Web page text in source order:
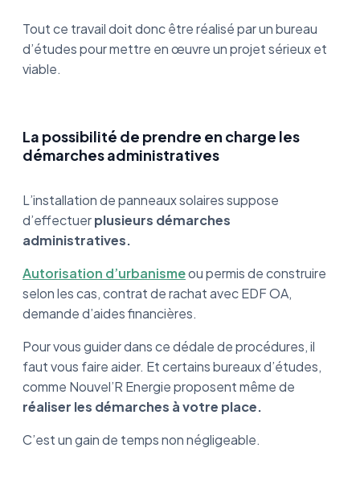
Tout ce travail doit donc être réalisé par un bureau
d’études pour mettre en œuvre un projet sérieux et
viable.
La possibilité de prendre en charge les
démarches administratives
L’installation de panneaux solaires suppose
d’effectuerplusieurs démarches
administratives.
Autorisation d’urbanismeou permis de construire
selon les cas, contrat de rachat avec EDF OA,
demande d’aides financières.
Pour vous guider dans ce dédale de procédures, il
faut vous faire aider. Et certains bureaux d’études,
comme Nouvel’R Energie proposent même de
réaliser les démarches à votre place.
C’est un gain de temps non négligeable.